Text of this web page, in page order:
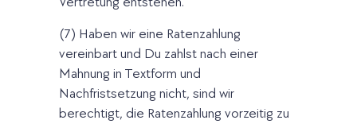
(7) Haben wir eine Ratenzahlung
vereinbart und Du zahlst nach einer
Mahnung in Textform und
Nachfristsetzung nicht, sind wir
berechtigt, die Ratenzahlung vorzeitig zu